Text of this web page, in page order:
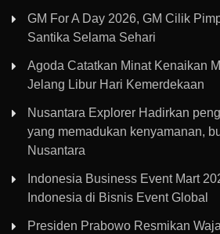
GM For A Day 2026, GM Cilik
Santika Selama Sehari
Agoda Catatkan Minat Kenaikan
Jelang Libur Hari Kemerdekaan
Nusantara Explorer Hadirkan
yang memadukan kenyamanan,
Nusantara
Indonesia Business Event Mart
Indonesia di Bisnis Event Global
Presiden Prabowo Resmikan